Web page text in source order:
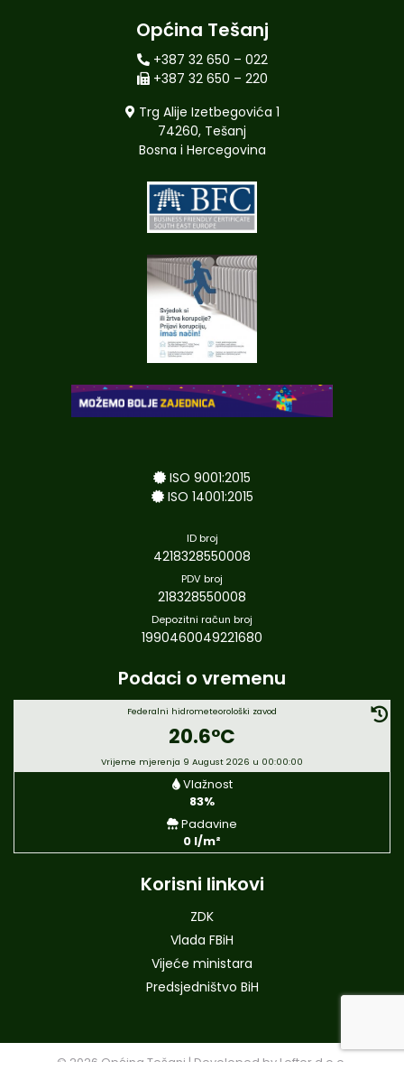
Općina Tešanj
+387 32 650 – 022
+387 32 650 – 220
Trg Alije Izetbegovića 1
74260, Tešanj
Bosna i Hercegovina
ISO 9001:2015
ISO 14001:2015
ID broj
4218328550008
PDV broj
218328550008
Depozitni račun broj
1990460049221680
Podaci o vremenu
Federalni hidrometeorološki zavod
20.6°C
Vrijeme mjerenja 9 August 2026 u 00:00:00
Vlažnost
83%
Padavine
0 l/m²
Korisni linkovi
ZDK
Vlada FBiH
Vijeće ministara
Predsjedništvo BiH
© 2026 Općina Tešanj | Developed by Leftor d.o.o.